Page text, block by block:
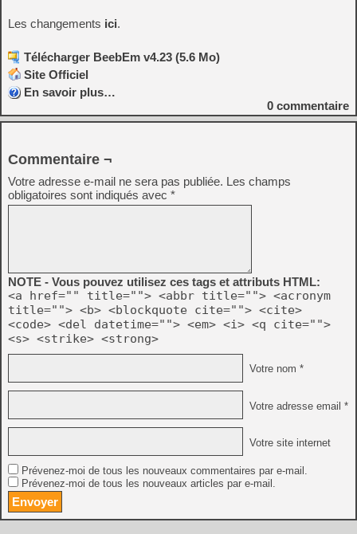
Les changements ici.
Télécharger BeebEm v4.23 (5.6 Mo)
Site Officiel
En savoir plus…
0 commentaire
Commentaire ¬
Votre adresse e-mail ne sera pas publiée. Les champs
obligatoires sont indiqués avec *
NOTE - Vous pouvez utilisez ces tags et attributs HTML:
<a href="" title=""> <abbr title=""> <acronym
title=""> <b> <blockquote cite=""> <cite>
<code> <del datetime=""> <em> <i> <q cite="">
<s> <strike> <strong>
Votre nom *
Votre adresse email *
Votre site internet
Prévenez-moi de tous les nouveaux commentaires par e-mail.
Prévenez-moi de tous les nouveaux articles par e-mail.